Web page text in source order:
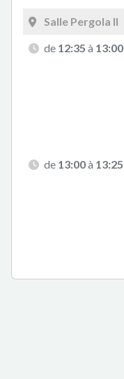
Salle Pergola II
de 12:35 à 13:00
de 13:00à 13:25